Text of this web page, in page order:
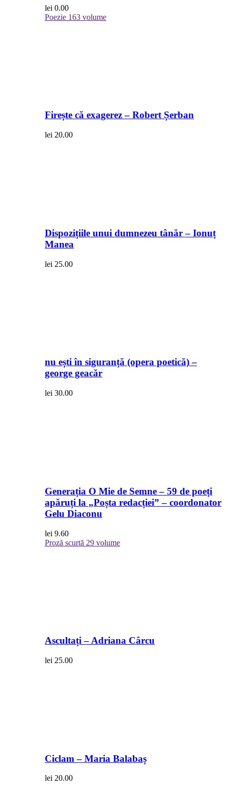
lei 0.00
Poezie 163 volume
Firește că exagerez – Robert Șerban
lei 20.00
Dispozițiile unui dumnezeu tânăr – Ionuț
Manea
lei 25.00
nu ești în siguranță (opera poetică) –
george geacăr
lei 30.00
Generația O Mie de Semne – 59 de poeți
apăruți la „Poșta redacției” – coordonator
Gelu Diaconu
lei 9.60
Proză scurtă 29 volume
Ascultați – Adriana Cârcu
lei 25.00
Ciclam – Maria Balabaș
lei 20.00